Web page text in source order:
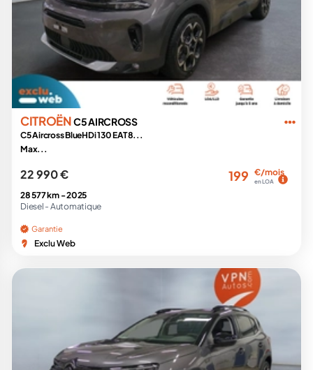
CITROËNC5 AIRCROSS
C5 Aircross BlueHDi 130 EAT8...
Max...
22 990 € 199 €/mois
en LOA
28 577 km -2025
Diesel - Automatique
Garantie
Exclu Web